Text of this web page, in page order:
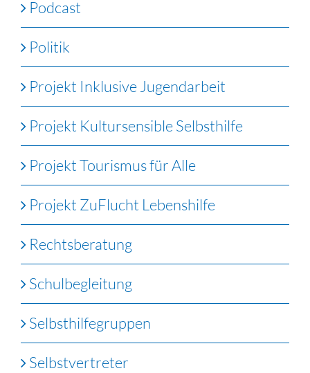
Podcast
Politik
Projekt Inklusive Jugendarbeit
Projekt Kultursensible Selbsthilfe
Projekt Tourismus für Alle
Projekt ZuFlucht Lebenshilfe
Rechtsberatung
Schulbegleitung
Selbsthilfegruppen
Selbstvertreter